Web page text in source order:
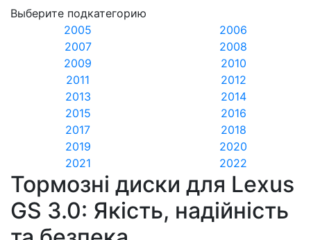
Выберите подкатегорию
2005
2006
2007
2008
2009
2010
2011
2012
2013
2014
2015
2016
2017
2018
2019
2020
2021
2022
Тормозні диски для Lexus
GS 3.0: Якість, надійність